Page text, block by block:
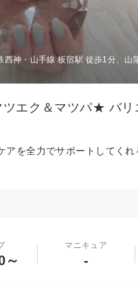
西神・山手線 板宿駅 徒歩1分、山
ツエク＆マツパ★ バ
アを全力でサポートしてく
～
マニキュア
-